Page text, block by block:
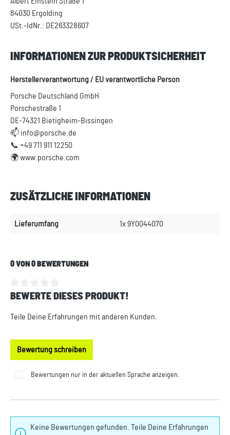
84030 Ergolding
USt.-IdNr.: DE263328607
INFORMATIONEN ZUR PRODUKTSICHERHEIT
Herstellerverantwortung / EU verantwortliche Person
Porsche Deutschland GmbH
Porschestraße 1
DE-74321 Bietigheim-Bissingen
📫 info@porsche.de
📞 +49 711 911 12250
🌍 www.porsche.com
ZUSÄTZLICHE INFORMATIONEN
Lieferumfang 1x 9Y0044070
0 VON 0 BEWERTUNGEN
Durchschnittliche Bewertung von 0 von 5 Sternen
BEWERTE DIESES PRODUKT!
Teile Deine Erfahrungen mit anderen Kunden.
Bewertung schreiben
Bewertungen nur in der aktuellen Sprache anzeigen.
Keine Bewertungen gefunden. Teile Deine Erfahrungen